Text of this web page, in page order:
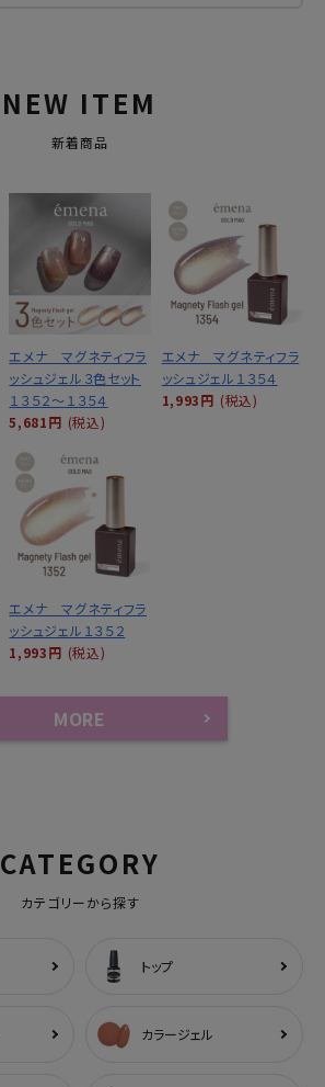
NEW ITEM
新着商品
エメナ マグネティフラ
ッシュジェル３色セット
１３５２～１３５４
5,681円 (税込)
エメナ マグネティフラ
ッシュジェル１３５４
1,993円 (税込)
エメナ マグネティフラ
ッシュジェル１３５２
1,993円 (税込)
MORE
CATEGORY
カテゴリーから探す
トップ
カラージェル